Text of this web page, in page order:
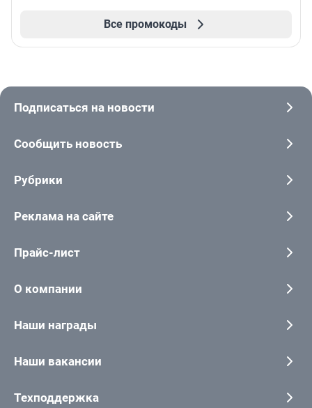
Все промокоды
Подписаться на новости
Сообщить новость
Рубрики
Реклама на сайте
Прайс-лист
О компании
Наши награды
Наши вакансии
Техподдержка